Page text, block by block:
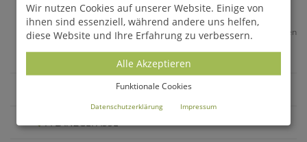
*Alle Preise inkl. MwSt. & Versandkosten
36 Seite 1 von 18
PFLANZGEFÄSSE
Wir nutzen Cookies auf unserer Website. Einige von
ihnen sind essenziell, während andere uns helfen,
diese Website und Ihre Erfahrung zu verbessern.
Alle Akzeptieren
Funktionale Cookies
Datenschutzerklärung Impressum